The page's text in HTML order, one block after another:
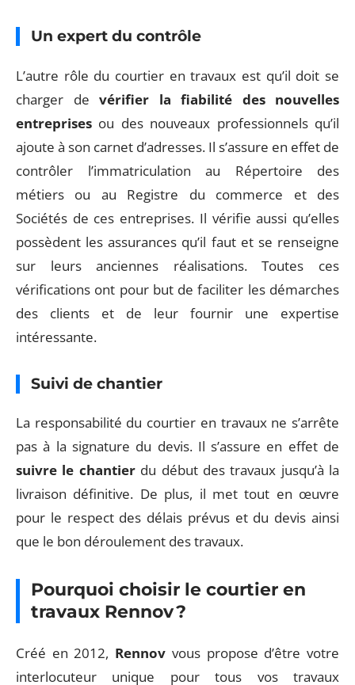
Un expert du contrôle
L’autre rôle du courtier en travaux est qu’il doit se
charger de vérifier la fiabilité des nouvelles
entreprises ou des nouveaux professionnels qu’il
ajoute à son carnet d’adresses. Il s’assure en effet de
contrôler l’immatriculation au Répertoire des
métiers ou au Registre du commerce et des
Sociétés de ces entreprises. Il vérifie aussi qu’elles
possèdent les assurances qu’il faut et se renseigne
sur leurs anciennes réalisations. Toutes ces
vérifications ont pour but de faciliter les démarches
des clients et de leur fournir une expertise
intéressante.
Suivi de chantier
La responsabilité du courtier en travaux ne s’arrête
pas à la signature du devis. Il s’assure en effet de
suivre le chantier du début des travaux jusqu’à la
livraison définitive. De plus, il met tout en œuvre
pour le respect des délais prévus et du devis ainsi
que le bon déroulement des travaux.
Pourquoi choisir le courtier en
travaux Rennov ?
Créé en 2012, Rennov vous propose d’être votre
interlocuteur unique pour tous vos travaux